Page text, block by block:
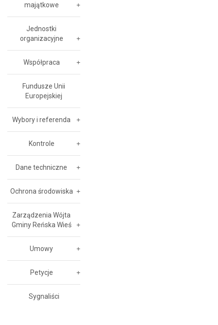
majątkowe
Jednostki
organizacyjne
Współpraca
Fundusze Unii
Europejskiej
Wybory i referenda
Kontrole
Dane techniczne
Ochrona środowiska
Zarządzenia Wójta
Gminy Reńska Wieś
Umowy
Petycje
Sygnaliści